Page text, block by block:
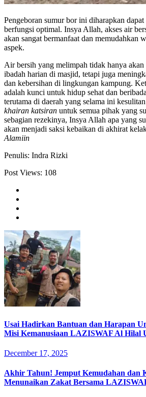
Pengeboran sumur bor ini diharapkan dapat
berfungsi optimal. Insya Allah, akses air
akan sangat bermanfaat dan memudahkan
aspek.
Air bersih yang melimpah tidak hanya akan
ibadah harian di masjid, tetapi juga
dan kebersihan di lingkungan kampung.
adalah kunci untuk hidup sehat dan
terutama di daerah yang selama ini kesulitan
khairan katsiran untuk semua pihak yang
sebagian rezekinya, Insya Allah apa yang
akan menjadi saksi kebaikan di akhirat
Alamiin
Penulis: Indra Rizki
Post Views: 108
Usai Hadirkan Bantuan dan Harapan
Misi Kemanusiaan LAZISWAF Al Hilal
December 17, 2025
Akhir Tahun! Jemput Kemudahan dan
Menunaikan Zakat Bersama